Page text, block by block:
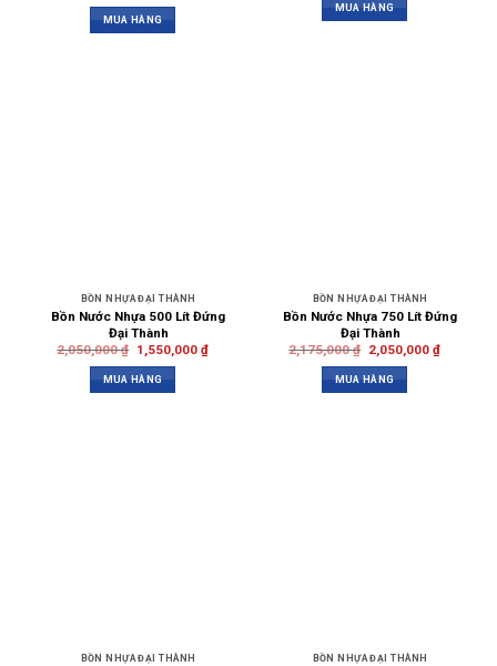
MUA HÀNG
MUA HÀNG
BỒN NHỰA ĐẠI THÀNH
Bồn Nước Nhựa 500 Lít Đứng
Đại Thành
2,050,000₫ 1,550,000 ₫
MUA HÀNG
BỒN NHỰA ĐẠI THÀNH
Bồn Nước Nhựa 750 Lít Đứng
Đại Thành
2,175,000₫ 2,050,000 ₫
MUA HÀNG
BỒN NHỰA ĐẠI THÀNH BỒN NHỰA ĐẠI THÀNH